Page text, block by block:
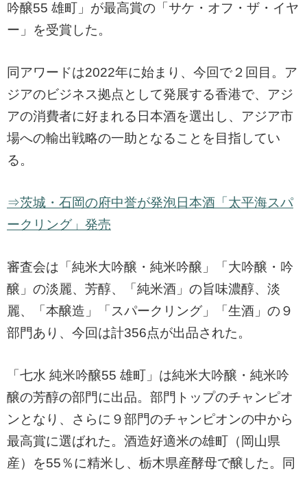
吟醸55 雄町」が最高賞の「サケ・オフ・ザ・イヤ
ー」を受賞した。
同アワードは2022年に始まり、今回で２回目。ア
ジアのビジネス拠点として発展する香港で、アジ
アの消費者に好まれる日本酒を選出し、アジア市
場への輸出戦略の一助となることを目指してい
る。
⇒茨城・石岡の府中誉が発泡日本酒「太平海スパ
ークリング」発売
審査会は「純米大吟醸・純米吟醸」「大吟醸・吟
醸」の淡麗、芳醇、「純米酒」の旨味濃醇、淡
麗、「本醸造」「スパークリング」「生酒」の９
部門あり、今回は計356点が出品された。
「七水 純米吟醸55 雄町」は純米大吟醸・純米吟
醸の芳醇の部門に出品。部門トップのチャンピオ
ンとなり、さらに９部門のチャンピオンの中から
最高賞に選ばれた。酒造好適米の雄町（岡山県
産）を55％に精米し、栃木県産酵母で醸した。同